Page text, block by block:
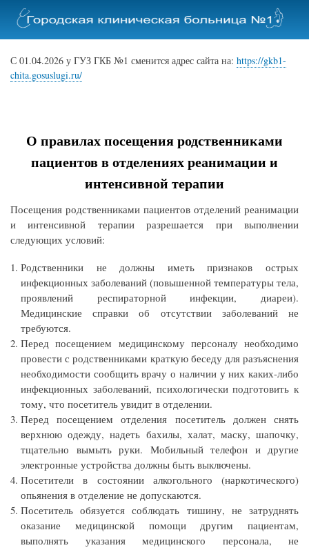
к
основному
С 01.04.2026 у ГУЗ ГКБ №1 сменится адрес сайта на: https://gkb1-
chita.gosuslugi.ru/
О правилах посещения родственниками
пациентов в отделениях реанимации и
интенсивной терапии
Посещения родственниками пациентов отделений реанимации
и интенсивной терапии разрешается при выполнении
следующих условий:
Родственники не должны иметь признаков острых
инфекционных заболеваний (повышенной температуры тела,
проявлений респираторной инфекции, диареи).
Медицинские справки об отсутствии заболеваний не
требуются.
Перед посещением медицинскому персоналу необходимо
провести с родственниками краткую беседу для разъяснения
необходимости сообщить врачу о наличии у них каких-либо
инфекционных заболеваний, психологически подготовить к
тому, что посетитель увидит в отделении.
Перед посещением отделения посетитель должен снять
верхнюю одежду, надеть бахилы, халат, маску, шапочку,
тщательно вымыть руки. Мобильный телефон и другие
электронные устройства должны быть выключены.
Посетители в состоянии алкогольного (наркотического)
опьянения в отделение не допускаются.
Посетитель обязуется соблюдать тишину, не затруднять
оказание медицинской помощи другим пациентам,
выполнять указания медицинского персонала, не